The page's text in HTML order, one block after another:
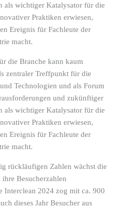
als wichtiger Katalysator für die
Praktiken erwiesen,
Ereignis für Fachleute der
macht.
die Branche kann kaum
zentraler Treffpunkt für die
Technologien und als Forum
und zukünftiger
als wichtiger Katalysator für die
Praktiken erwiesen,
Ereignis für Fachleute der
macht.
rückläufigen Zahlen wächst die
Besucherzahlen
2024 zog mit ca. 900
dieses Jahr Besucher aus